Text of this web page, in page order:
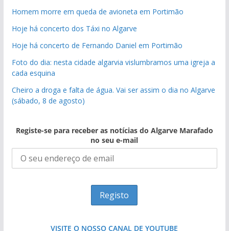
Homem morre em queda de avioneta em Portimão
Hoje há concerto dos Táxi no Algarve
Hoje há concerto de Fernando Daniel em Portimão
Foto do dia: nesta cidade algarvia vislumbramos uma igreja a
cada esquina
Cheiro a droga e falta de água. Vai ser assim o dia no Algarve
(sábado, 8 de agosto)
Registe-se para receber as notícias do Algarve Marafado
no seu e-mail
VISITE O NOSSO CANAL DE YOUTUBE